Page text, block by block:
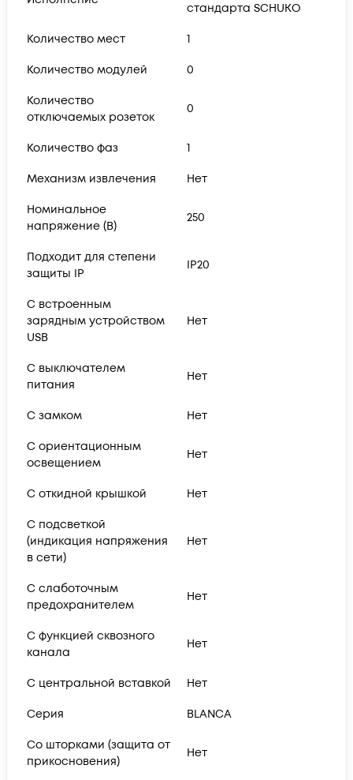
стандарта SCHUKO
Количество мест 1
Количество модулей 0
Количество
отключаемых розеток
0
Количество фаз 1
Механизм извлечения Нет
Номинальное
напряжение (В)
250
Подходит для степени
защиты IP
IP20
С встроенным
зарядным устройством
USB
Нет
С выключателем
питания
Нет
С замком Нет
С ориентационным
освещением
Нет
С откидной крышкой Нет
С подсветкой
(индикация напряжения
в сети)
Нет
С слаботочным
предохранителем
Нет
С функцией сквозного
канала
Нет
С центральной вставкой Нет
Серия BLANCA
Со шторками (защита от
прикосновения)
Нет